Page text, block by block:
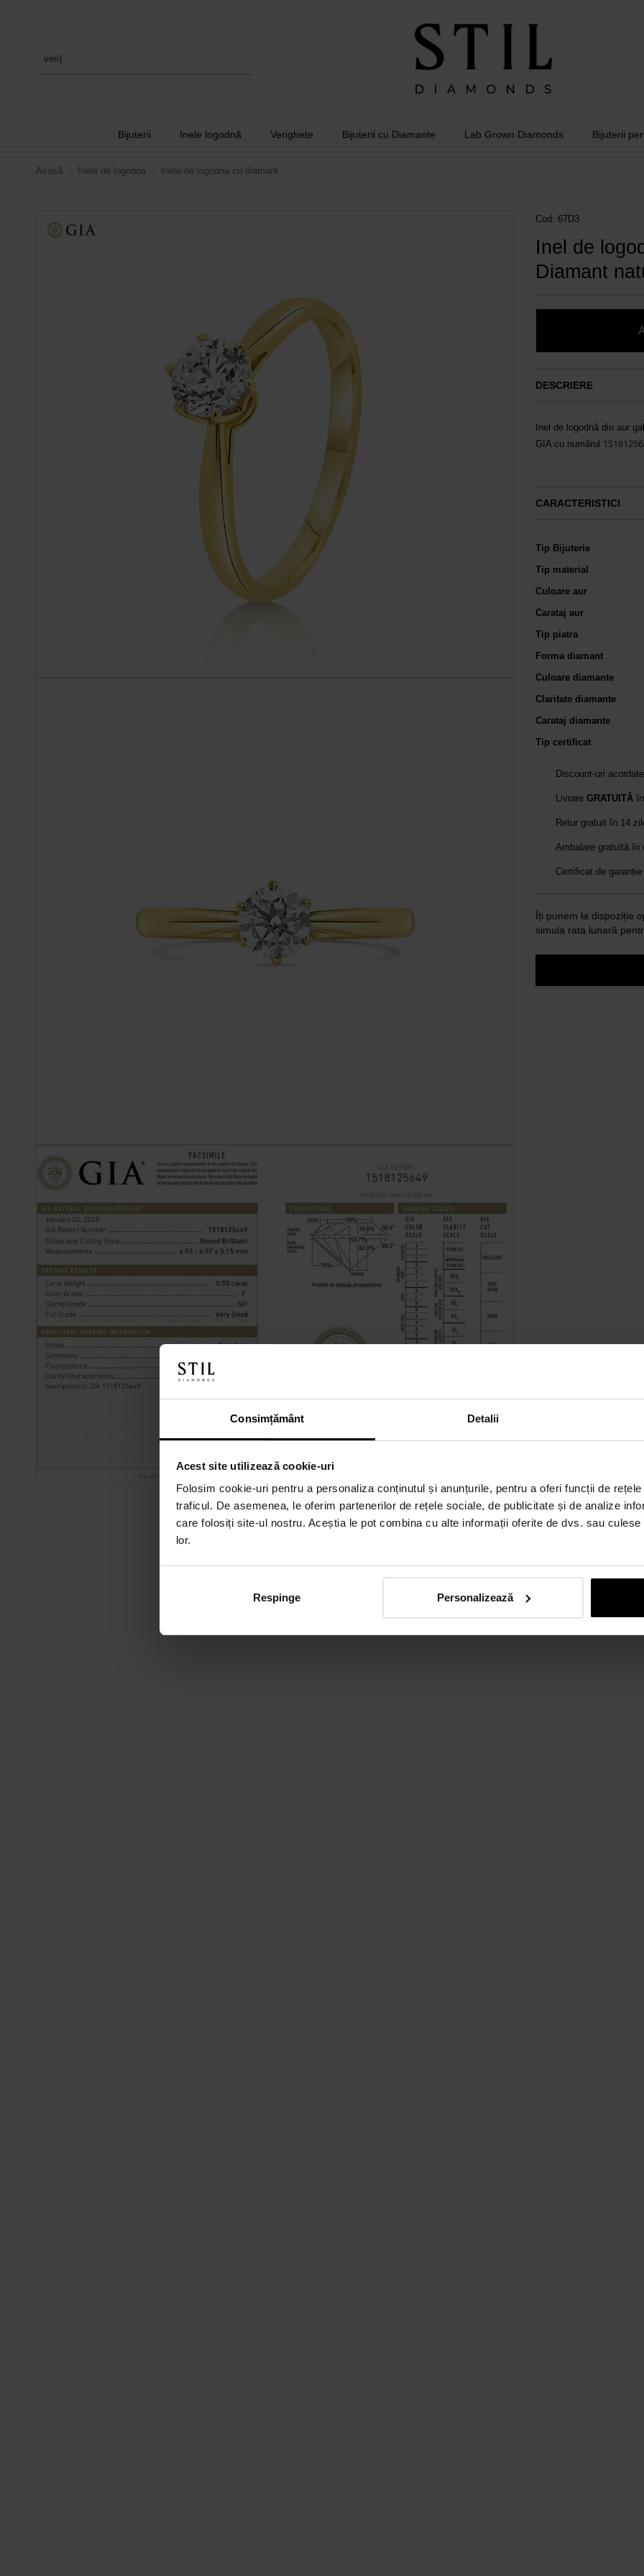
Consimțământ Detalii
Acest site utilizează cookie-uri
Folosim cookie-uri pentru a personaliza conținutul și anunțurile, pentru a oferi funcții de
traficul. De asemenea, le oferim partenerilor de rețele sociale, de publicitate și de analize
care folosiți site-ul nostru. Aceștia le pot combina cu alte informații oferite de dvs. sau
lor.
Respinge Personalizează
verighete
Bijuterii Inele logodnă Verighete Bijuterii cu Diamante Lab Grown Diamonds Bijuterii
Acasă Inele de logodna Inele de logodna cu diamant
Cod: 67D3
Inel de
Diamant
DESCRIERE
Inel de logodnă din aur
GIA cu numărul
CARACTERISTICI
Tip Bijuterie
Tip material
Culoare aur
Carataj aur
Tip piatra
Forma diamant
Culoare diamante
Claritate diamante
Carataj diamante
Tip certificat
Discount-uri
Livrare GRATUITĂîn
Retur gratuit în 14
Ambalare gratuită în
Certificat de garanție
Îți punem la dispoziție
simula rata lunară